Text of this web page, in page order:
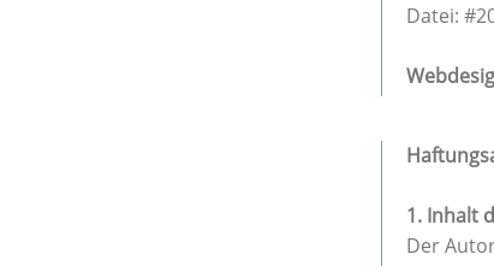
Datei:
1. Inhalt
Der